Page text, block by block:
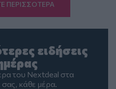
ΠΕΡΙΣΣΟΤΕΡΑ
ειδήσεις
του Nextdeal στα
σας, κάθε μέρα.